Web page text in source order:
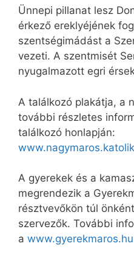
Ünnepi pillanat lesz
érkező ereklyéjének
szentségimádást a
vezeti. A szentmisét
nyugalmazott egri
A találkozó plakátja, a
további részletes
találkozó honlapján:
A gyerekek és a
megrendezik a
résztvevőkön túl
szervezők. További
a www.gyerekmaros.hu